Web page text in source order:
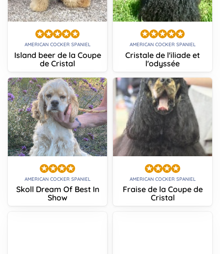
AMERICAN COCKER SPANIEL
Island beer de la Coupe
de Cristal
AMERICAN COCKER SPANIEL
Cristale de l'iliade et
l'odyssée
AMERICAN COCKER SPANIEL
Skoll Dream Of Best In
Show
AMERICAN COCKER SPANIEL
Fraise de la Coupe de
Cristal